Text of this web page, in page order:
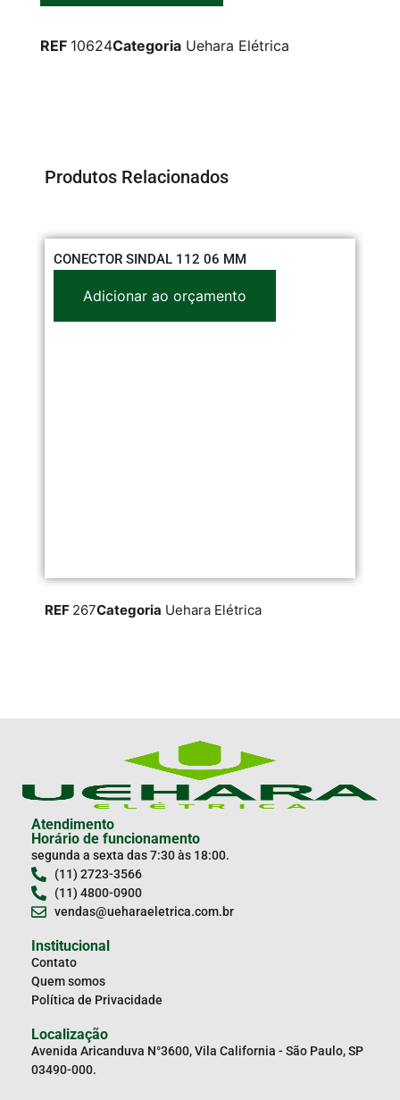
REF 10624Categoria Uehara Elétrica
Produtos Relacionados
CONECTOR SINDAL 112 06 MM
Adicionar ao orçamento
REF 267Categoria Uehara Elétrica
Atendimento
Horário de funcionamento
segunda a sexta das 7:30 às 18:00.
(11) 2723-3566
(11) 4800-0900
vendas@ueharaeletrica.com.br
Institucional
Contato
Quem somos
Política de Privacidade
Localização
Avenida Aricanduva N°3600, Vila California - São Paulo, SP
03490-000.